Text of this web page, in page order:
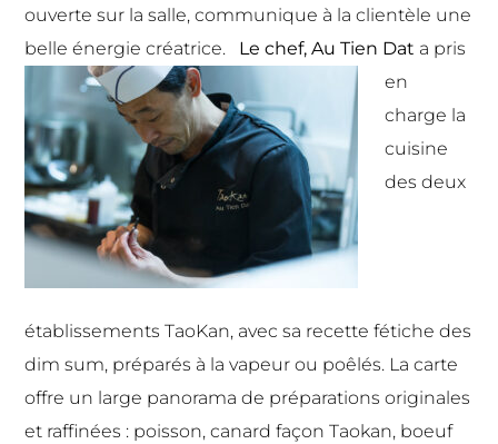
ouverte sur la salle, communique à la clientèle une
belle énergie créatrice.
Le chef, Au Tien Dat a pris
en
charge la
cuisine
des deux
établissements TaoKan, avec sa recette fétiche des
dim sum, préparés à la vapeur ou poêlés. La carte
offre un large panorama de préparations originales
et raffinées : poisson, canard façon Taokan, boeuf